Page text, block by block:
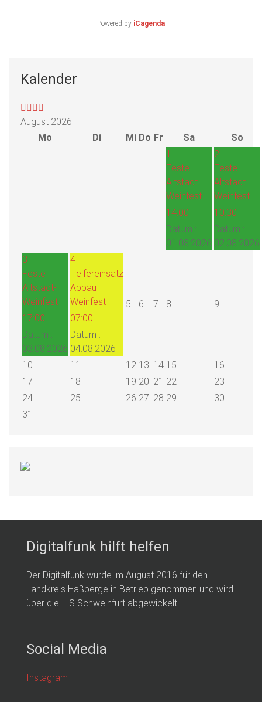
Powered by iCagenda
Kalender
August 2026
Mo
Di Mi Do Fr Sa
So
1
Feste
Altstadt-
Weinfest
14:00
Datum :
01.08.2026
2
Feste
Altstadt-
Weinfest
10:30
Datum :
02.08.2026
3
Feste
Altstadt-
Weinfest
17:00
Datum :
03.08.2026
4
Helfereinsatz
Abbau
Weinfest
07:00
Datum :
04.08.2026
5 6 7 8 9
10 11 12 13 14 15
16
17
18 19 20 21 22
23
24
25 26 27 28 29
30
31
Digitalfunk hilft helfen
Der Digitalfunk wurde im August 2016 für den
Landkreis Haßberge in Betrieb genommen und wird
über die ILS Schweinfurt abgewickelt.
Social Media
Instagram